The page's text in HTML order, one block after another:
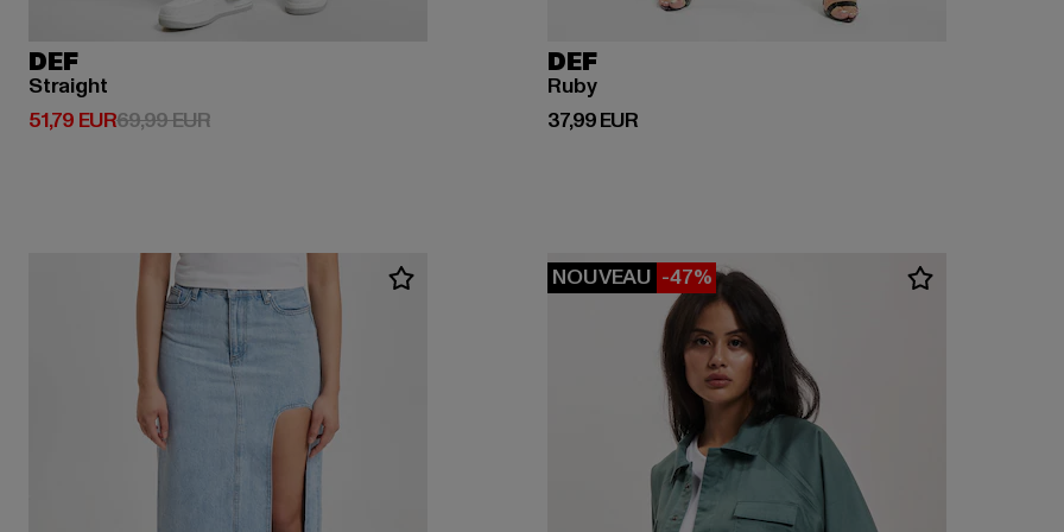
DEF
Straight
51,79 EUR
Prix courant: 51,79 EUR
69,99 EURPrix en promotion: 69,99 EUR
DEF
Ruby
37,99 EUR
Prix courant: 37,99 EUR
NOUVEAU -47%